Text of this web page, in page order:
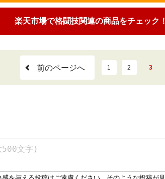
楽天市場で格闘技関連の商品をチェック！
前のページへ 1 2 3